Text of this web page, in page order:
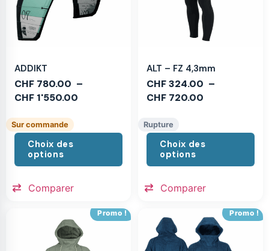
ADDIKT
CHF 780.00 –
CHF 1'550.00
Sur commande
Choix des
options
Comparer
ALT – FZ 4,3mm
CHF324.00 –
CHF 720.00
Rupture
Choix des
options
Comparer
Promo ! Promo !